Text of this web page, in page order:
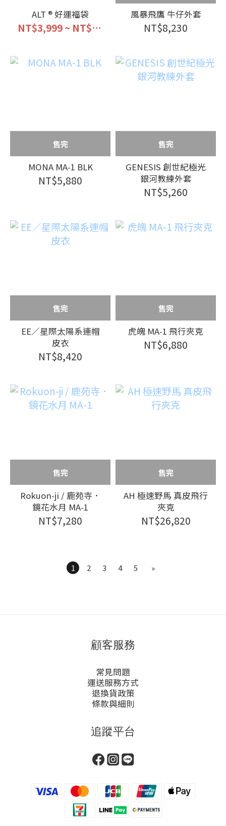
ALT ® 好運福袋
NT$3,999 ~ NT$666,666
風暴飛鷹 牛仔外套
NT$8,230
售完
MONA MA-1 BLK
NT$5,880
售完
GENESIS 創世紀極光
銀河教練外套
NT$5,260
售完
EE／星際太陽系連帽
皮衣
NT$8,420
售完
虎魄 MA-1 飛行夾克
NT$6,880
售完
Rokuon-ji / 鹿苑寺．
鏡花水月 MA-1
NT$7,280
售完
AH 極速野馬 真皮飛行
夾克
NT$26,820
1 2 3 4 5 »
顧客服務
常見問題
運送服務方式
退換貨政策
條款與細則
追蹤平台